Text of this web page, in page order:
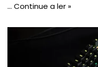
… Continue a ler »